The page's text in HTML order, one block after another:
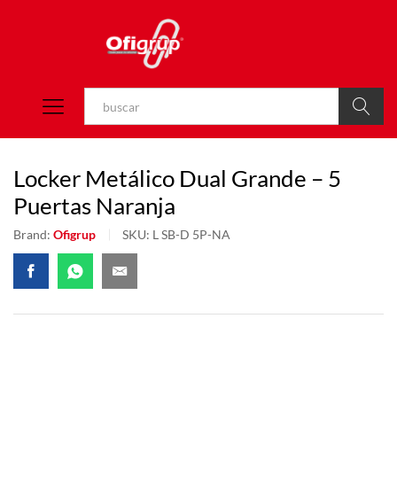
Buscar
Locker Metálico Dual Grande – 5
Puertas Naranja
Brand: Ofigrup SKU: L SB-D 5P-NA